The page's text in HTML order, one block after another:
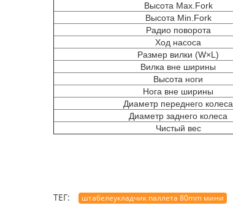
Высота Max.Fork
Высота Min.Fork
Радио поворота
Ход насоса
Размер вилки (W×L)
Вилка вне ширины
Высота ноги
Нога вне ширины
Диаметр переднего колеса
Диаметр заднего колеса
Чистый вес
ТЕГ: штабелеукладчик паллета 80mm мини